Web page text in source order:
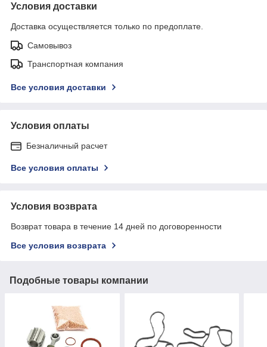
Условия доставки
Доставка осуществляется только по предоплате.
Самовывоз
Транспортная компания
Все условия доставки
Условия оплаты
Безналичный расчет
Все условия оплаты
Условия возврата
Возврат товара в течение 14 дней по договоренности
Все условия возврата
Подобные товары компании